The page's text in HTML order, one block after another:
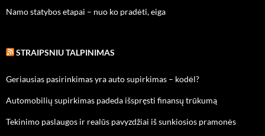
Namo statybos etapai – nuo ko pradėti, eiga
STRAIPSNIU TALPINIMAS
Geriausias pasirinkimas yra auto supirkimas – kodėl?
Automobilių supirkimas padeda išspręsti finansų trūkumą
Tekinimo paslaugos ir realūs pavyzdžiai iš sunkiosios pramonės